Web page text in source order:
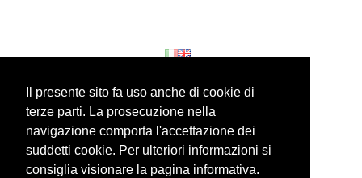
Il presente sito fa uso anche di cookie di
terze parti. La prosecuzione nella
navigazione comporta l'accettazione dei
suddetti cookie. Per ulteriori informazioni si
consiglia visionare la pagina informativa.